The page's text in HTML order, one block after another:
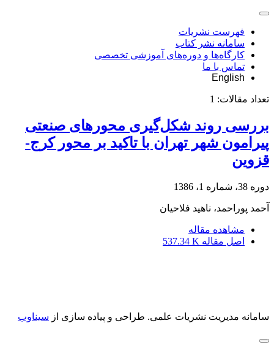
فهرست نشریات
سامانه نشر کتاب
کارگاه‌ها و دوره‌های آموزشی تخصصی
تماس با ما
English
تعداد مقالات: 1
بررسی روند شکل‌گیری محورهای صنعتی
پیرامون شهر تهران با تاکید بر محور کرج-
قزوین
دوره 38، شماره 1، 1386
آحمد پوراحمد، ناهید فلاحیان
مشاهده مقاله
اصل مقاله 537.34 K
سامانه مدیریت نشریات علمی. طراحی و پیاده سازی از سیناوب